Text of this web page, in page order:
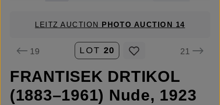
LEITZ AUCTION PHOTO AUCTION 14
19 LOT 20 21
FRANTISEK DRTIKOL
(1883–1961) Nude, 1923